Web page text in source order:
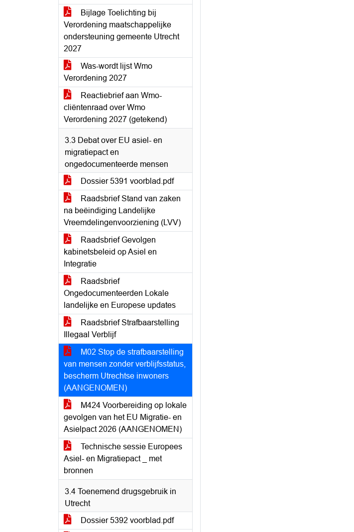
Bijlage Toelichting bij
Verordening maatschappelijke
ondersteuning gemeente Utrecht
2027
Was-wordt lijst Wmo
Verordening 2027
Reactiebrief aan Wmo-
cliëntenraad over Wmo
Verordening 2027 (getekend)
3.3 Debat over EU asiel- en
migratiepact en
ongedocumenteerde mensen
Dossier 5391 voorblad.pdf
Raadsbrief Stand van zaken
na beëindiging Landelijke
Vreemdelingenvoorziening (LVV)
Raadsbrief Gevolgen
kabinetsbeleid op Asiel en
Integratie
Raadsbrief
Ongedocumenteerden Lokale
landelijke en Europese updates
Raadsbrief Strafbaarstelling
Illegaal Verblijf
M02 Stop de strafbaarstelling
van mensen zonder verblijfsstatus,
bescherm Utrechtse inwoners
(AANGENOMEN)
M424 Voorbereiding op lokale
gevolgen van het EU Migratie- en
Asielpact 2026 (AANGENOMEN)
Technische sessie Europees
Asiel- en Migratiepact _ met
bronnen
3.4 Toenemend drugsgebruik in
Utrecht
Dossier 5392 voorblad.pdf